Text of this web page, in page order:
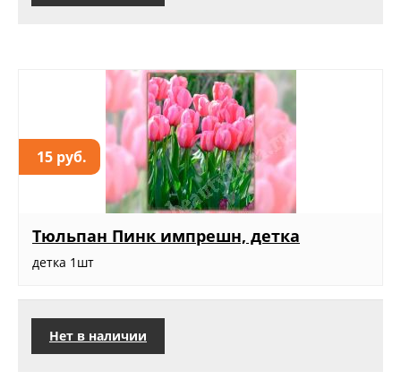
15 руб.
Тюльпан Пинк импрешн, детка
детка 1шт
Нет в наличии